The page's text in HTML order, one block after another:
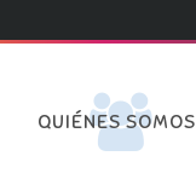
QUIÉNES SOMOS